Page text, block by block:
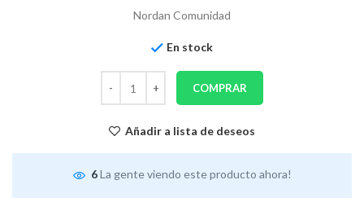
Nordan Comunidad
En stock
COMPRAR
Añadir a lista de deseos
6 La gente viendo este producto ahora!